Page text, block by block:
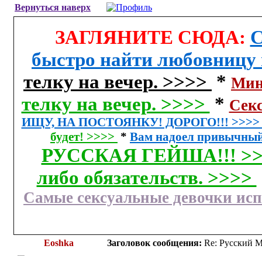
Вернуться наверх
ЗАГЛЯНИТЕ СЮДА:
быстро найти любовницу
телку на вечер. >>>> *
телку на вечер. >>>> *
ИЩУ, НА ПОСТОЯНКУ! ДОРОГО!!! >>>>
будет! >>>> * Вам надоел
РУССКАЯ ГЕЙША!!!
либо обязательств. >>>>
Самые сексуальные девочки
Еoshka Заголовок сообщения: Re: Русский